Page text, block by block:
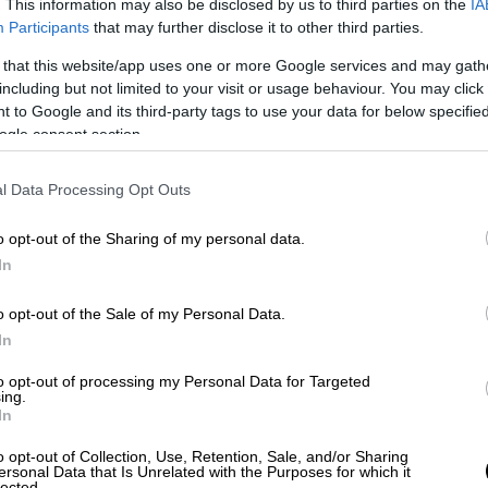
This information may also be disclosed by us to third parties on the
Participants that may further disclose it to other third parties.
that this website/app uses one or more Google services and may
but not limited to your visit or usage behaviour. You may
to Google and its third-party tags to use your data for below
consent section.
Data Processing Opt Outs
opt-out of the Sharing of my personal data.
opt-out of the Sale of my Personal Data.
opt-out of processing my Personal Data for Targeted
opt-out of Collection, Use, Retention, Sale, and/or Sharing
Data that Is Unrelated with the Purposes for which it
Κόσμος|17.11.2022 23:28
Κατασκοπεία στην COP27;
Ανησυχία για παγίδευση χιλιάδων
διάσκεψη του ΟΗΕ για το Κλίμα
Η εφαρμογή έχει περισσότερες από
έναν για κάθε τρεις εγγεγραμμένους
στο θέρετρο της Ερυθράς Θάλασσας
Αθλητισμός|17.11.2022 23:25